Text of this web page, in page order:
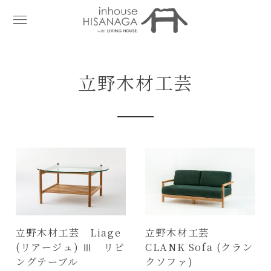
立野木材工芸
立野木材工芸 Liage
(リアージュ) Ⅲ リビ
ングテーブル
立野木材工芸
CLANK Sofa (クラン
クソファ)